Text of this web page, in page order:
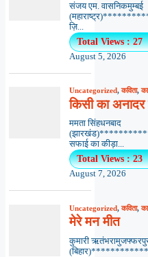
संजय एम. वासनिकमुम्बई
ज़ि...
Total Views : 27
August 5, 2026
Uncategorized,कविता,
किसी का अनादर
ममता सिंहधनबाद
सफाई का कीड़ा...
Total Views : 23
August 7, 2026
Uncategorized,कविता,
मेरे मन मीत
कुमारी